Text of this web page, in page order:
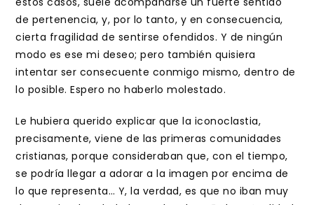
de pertenencia, y, por lo tanto, y en consecuencia,
cierta fragilidad de sentirse ofendidos. Y de ningún
modo es ese mi deseo; pero también quisiera
intentar ser consecuente conmigo mismo, dentro de
lo posible. Espero no haberlo molestado.
Le hubiera querido explicar que la iconoclastia,
precisamente, viene de las primeras comunidades
cristianas, porque consideraban que, con el tiempo,
se podría llegar a adorar a la imagen por encima de
lo que representa… Y, la verdad, es que no iban muy